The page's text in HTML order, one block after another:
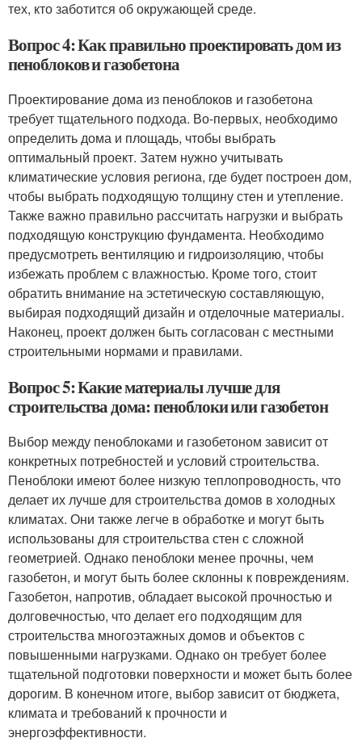
тех, кто заботится об окружающей среде.
Вопрос 4: Как правильно проектировать дом из
пеноблоков и газобетона
Проектирование дома из пеноблоков и газобетона
требует тщательного подхода. Во-первых, необходимо
определить дома и площадь, чтобы выбрать
оптимальный проект. Затем нужно учитывать
климатические условия региона, где будет построен дом,
чтобы выбрать подходящую толщину стен и утепление.
Также важно правильно рассчитать нагрузки и выбрать
подходящую конструкцию фундамента. Необходимо
предусмотреть вентиляцию и гидроизоляцию, чтобы
избежать проблем с влажностью. Кроме того, стоит
обратить внимание на эстетическую составляющую,
выбирая подходящий дизайн и отделочные материалы.
Наконец, проект должен быть согласован с местными
строительными нормами и правилами.
Вопрос 5: Какие материалы лучше для
строительства дома: пеноблоки или газобетон
Выбор между пеноблоками и газобетоном зависит от
конкретных потребностей и условий строительства.
Пеноблоки имеют более низкую теплопроводность, что
делает их лучше для строительства домов в холодных
климатах. Они также легче в обработке и могут быть
использованы для строительства стен с сложной
геометрией. Однако пеноблоки менее прочны, чем
газобетон, и могут быть более склонны к повреждениям.
Газобетон, напротив, обладает высокой прочностью и
долговечностью, что делает его подходящим для
строительства многоэтажных домов и объектов с
повышенными нагрузками. Однако он требует более
тщательной подготовки поверхности и может быть более
дорогим. В конечном итоге, выбор зависит от бюджета,
климата и требований к прочности и
энергоэффективности.